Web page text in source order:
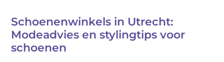
Schoenenwinkels in Utrecht:
Modeadvies en stylingtips voor
schoenen